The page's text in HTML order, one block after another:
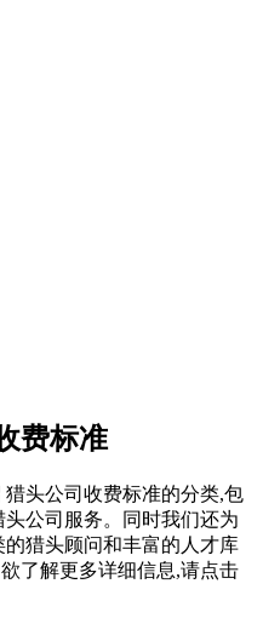
费标准
猎头公司收费标准的分类,包
头公司服务。同时我们还为
的猎头顾问和丰富的人才库
了解更多详细信息,请点击